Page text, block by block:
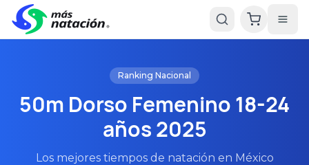
Ranking Nacional
50m Dorso Femenino 18-24
años 2025
Los mejores tiempos de natación en México